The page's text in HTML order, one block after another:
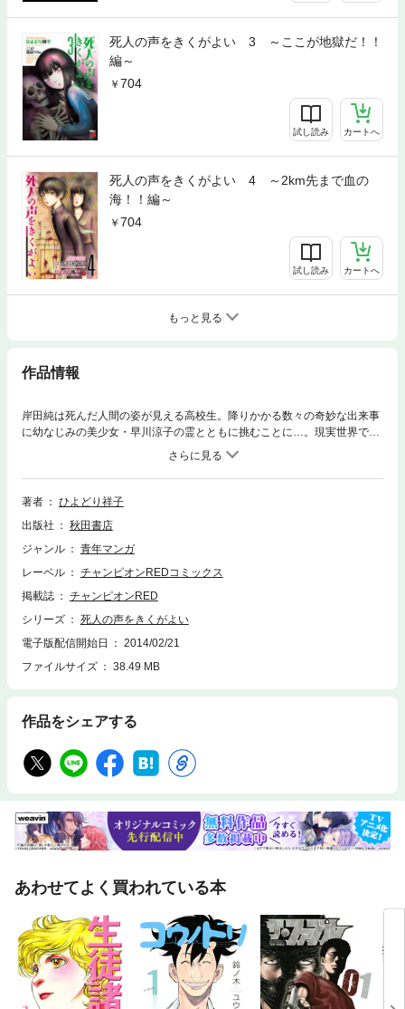
死人の声をきくがよい 3 ～ここが地獄だ！！
編～
704
試し読み カートへ
死人の声をきくがよい 4 ～2km先まで血の
海！！編～
704
試し読み カートへ
もっと見る
作品情報
岸田純は死んだ人間の姿が見える高校生。降りかかる数々の奇妙な出来事
に幼なじみの美少女・早川涼子の霊とともに挑むことに…。現実世界でも
背後を振り向けなくなる正統派ホラー!!
著者
ひよどり祥子
出版社
秋田書店
ジャンル
青年マンガ
レーベル
チャンピオンREDコミックス
掲載誌
チャンピオンRED
シリーズ
死人の声をきくがよい
電子版配信開始日
2014/02/21
ファイルサイズ
38.49 MB
作品をシェアする
あわせてよく買われている本